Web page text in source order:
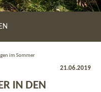
im Sommer
21.06.2019
IN DEN